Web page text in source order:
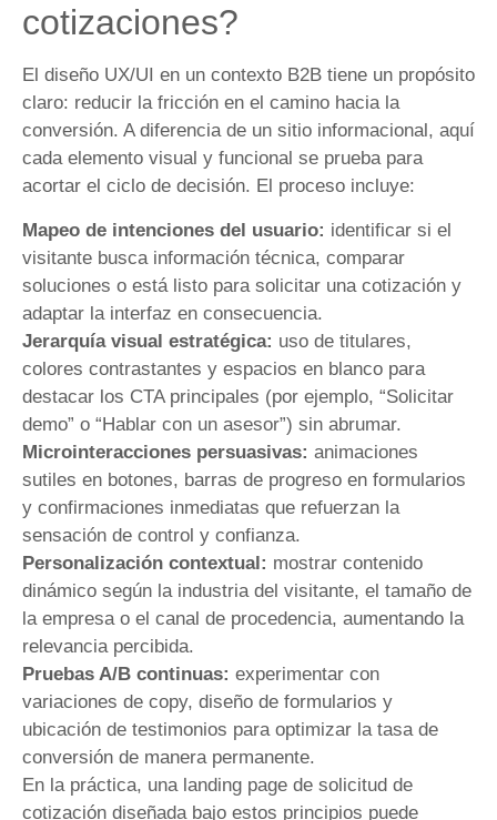
cotizaciones?
El diseño UX/UI en un contexto B2B tiene un propósito
claro: reducir la fricción en el camino hacia la
conversión. A diferencia de un sitio informacional, aquí
cada elemento visual y funcional se prueba para
acortar el ciclo de decisión. El proceso incluye:
Mapeo de intenciones del usuario: identificar si el
visitante busca información técnica, comparar
soluciones o está listo para solicitar una cotización y
adaptar la interfaz en consecuencia.
Jerarquía visual estratégica: uso de titulares,
colores contrastantes y espacios en blanco para
destacar los CTA principales (por ejemplo, “Solicitar
demo” o “Hablar con un asesor”) sin abrumar.
Microinteracciones persuasivas: animaciones
sutiles en botones, barras de progreso en formularios
y confirmaciones inmediatas que refuerzan la
sensación de control y confianza.
Personalización contextual: mostrar contenido
dinámico según la industria del visitante, el tamaño de
la empresa o el canal de procedencia, aumentando la
relevancia percibida.
Pruebas A/B continuas: experimentar con
variaciones de copy, diseño de formularios y
ubicación de testimonios para optimizar la tasa de
conversión de manera permanente.
En la práctica, una landing page de solicitud de
cotización diseñada bajo estos principios puede